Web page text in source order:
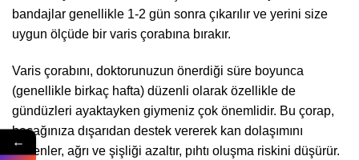
bandajlar genellikle 1-2 gün sonra çıkarılır ve yerini size
uygun ölçüde bir varis çorabına bırakır.
Varis çorabını, doktorunuzun önerdiği süre boyunca
(genellikle birkaç hafta) düzenli olarak özellikle de
gündüzleri ayaktayken giymeniz çok önemlidir. Bu çorap,
bacağınıza dışarıdan destek vererek kan dolaşımını
düzenler, ağrı ve şişliği azaltır, pıhtı oluşma riskini düşürür.
←